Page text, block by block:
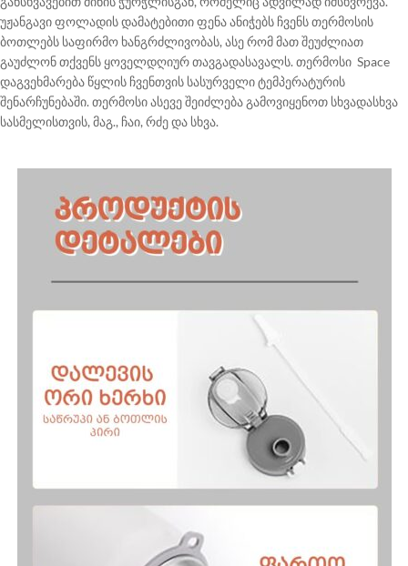
უჟანგავი ფოლადის დამატებითი ფენა ანიჭებს ჩვენს თერმოსის
ბოთლებს საფირმო ხანგრძლივობას, ასე რომ მათ შეუძლიათ
გაუძლონ თქვენს ყოველდღიურ თავგადასავალს. თერმოსი Space
დაგვეხმარება წყლის ჩვენთვის სასურველი ტემპერატურის
შენარჩუნებაში. თერმოსი ასევე შეიძლება გამოვიყენოთ სხვადასხვა
სასმელისთვის, მაგ., ჩაი, რძე და სხვა.